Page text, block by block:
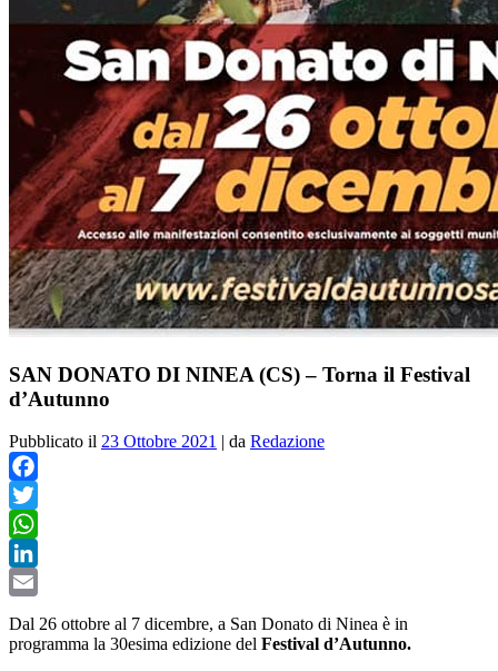
SAN DONATO DI NINEA (CS) – Torna il Festival
d’Autunno
Pubblicato il 23 Ottobre 2021 | da Redazione
Facebook
Twitter
WhatsApp
LinkedIn
Dal 26 ottobre al 7 dicembre, a San Donato di Ninea è in
programma la 30esima edizione del Festival d’Autunno.